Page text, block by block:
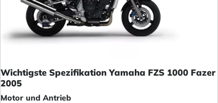
Wichtigste Spezifikation Yamaha FZS 1000 Fazer
2005
Motor und Antrieb